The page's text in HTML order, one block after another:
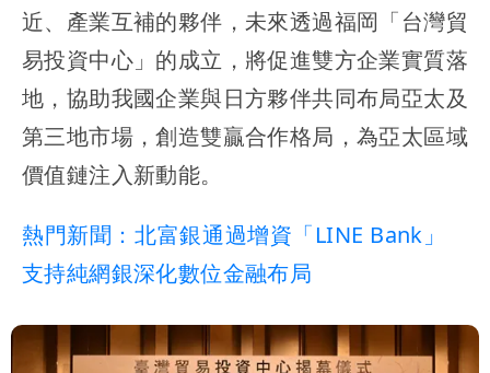
近、產業互補的夥伴，未來透過福岡「台灣貿
易投資中心」的成立，將促進雙方企業實質落
地，協助我國企業與日方夥伴共同布局亞太及
第三地市場，創造雙贏合作格局，為亞太區域
價值鏈注入新動能。
熱門新聞：北富銀通過增資「LINE Bank」
支持純網銀深化數位金融布局